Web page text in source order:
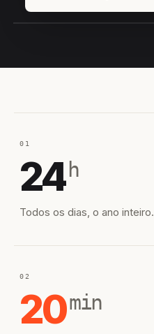
01
24 h
Todos os dias, o ano inteiro.
02
20min